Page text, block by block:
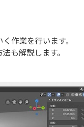
作業を行います。
も解説します。